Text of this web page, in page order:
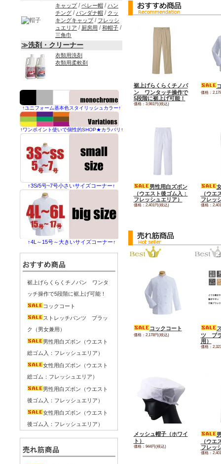
裾上げらくらくチノパ
ン ワンタッチ操作で
5段階に裾上げ可能！
価格：3,981円(税込)
価格：
男性用白ズボン
（ウエスト後ゴム入：
フレッシュエリア）
価格：2,401円(税込)
（ウエ
フレッ
価格：
コックコート
価格：2,178円(税込)
ツ ブラ
用）
価格：
メッシュ帽子（ホワイ
ト）
価格：944円(税込)
（ウエ
フレッ
価格：
キャップ/ベレー帽 /ハン
チング / バンダナ帽 / クッ
キングキャップ/ フレッシ
ュエリア / 厨房用 /和帽子 /
三角巾
≫洗剤・クリーナー
衣類用洗剤
衣類用柔軟剤
↑ユニフォーム基本色スタイリッシュカラー↑
↑ワンポイント使いで個性的SHOP★カラバリ↑
↑3S/5号~7号小さいサイズコーナー↑
↑4L～15号～大きいサイズコーナー↑
裾上げらくらくチノパン ワンタ
ッチ操作で5段階に裾上げ可能！
コックコート
ストレッチパンツ ブラッ
ク（男女兼用）
男性用白ズボン（ウエスト
総ゴム入：フレッシュエリア）
女性用白ズボン（ウエスト
総ゴム：フレッシュエリア）
男性用白ズボン（ウエスト
後ゴム入：フレッシュエリア）
女性用白ズボン（ウエスト
後ゴム入：フレッシュエリア）